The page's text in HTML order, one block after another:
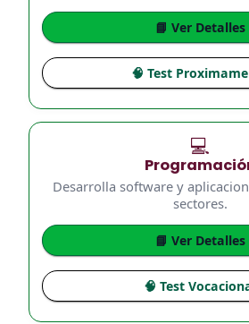
📘 Ver Detalles
🧠 Test
💻
Desarrolla software y
sectores.
📘 Ver Detalles
🧠 Test